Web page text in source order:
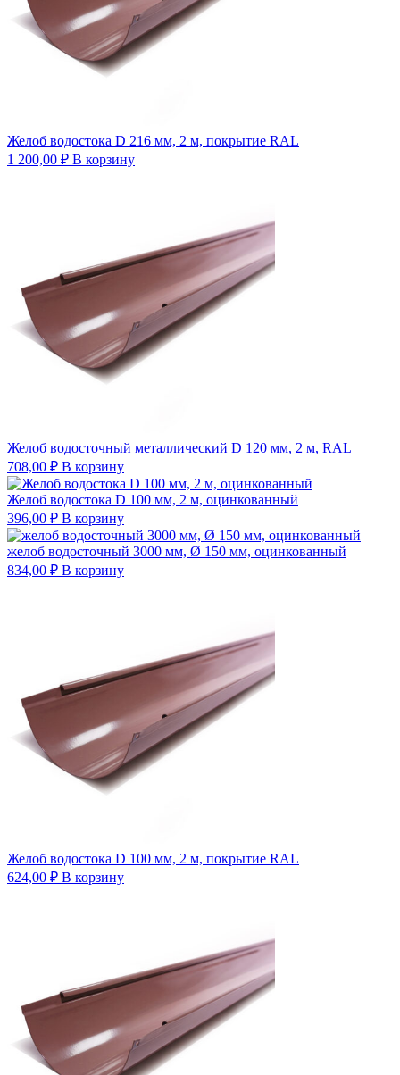
Желоб водостока D 216 мм, 2 м, покрытие RAL
1 200,00 ₽ В корзину
Желоб водосточный металлический D 120 мм, 2 м, RAL
708,00 ₽ В корзину
Желоб водостока D 100 мм, 2 м, оцинкованный
396,00 ₽ В корзину
желоб водосточный 3000 мм, Ø 150 мм, оцинкованный
834,00 ₽ В корзину
Желоб водостока D 100 мм, 2 м, покрытие RAL
624,00 ₽ В корзину